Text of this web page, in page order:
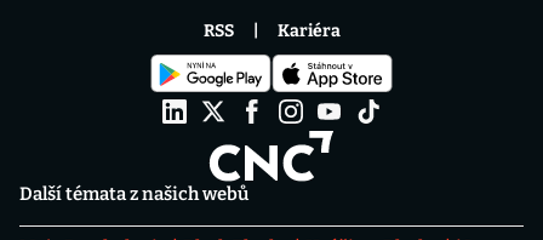
Další témata z našich webů
RSS Kariéra